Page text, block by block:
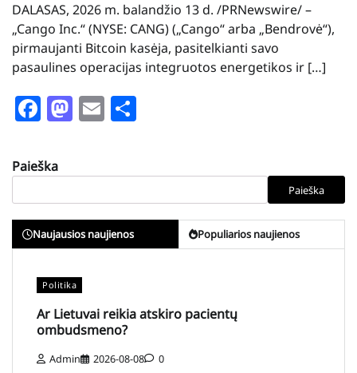
DALASAS, 2026 m. balandžio 13 d. /PRNewswire/ –
„Cango Inc.“ (NYSE: CANG) („Cango“ arba „Bendrovė“),
pirmaujanti Bitcoin kasėja, pasitelkianti savo
pasaulines operacijas integruotos energetikos ir […]
Facebook
Mastodon
Email
Paieška
Paieška
Naujausios naujienos Populiarios naujienos
Politika
Ar Lietuvai reikia atskiro pacientų
ombudsmeno?
Admin 2026-08-08 0